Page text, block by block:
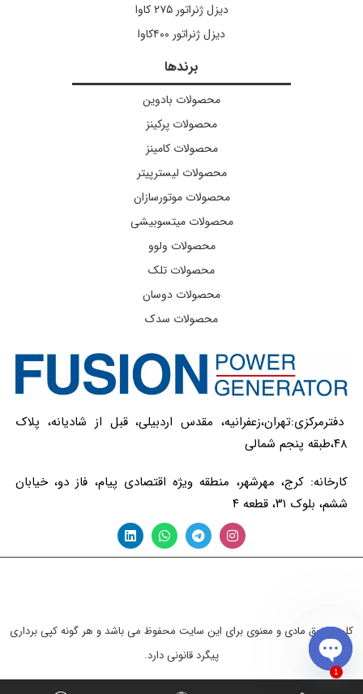
دفترمرکزی:تهران،زعفرانیه، مقدس اردبیلی، قبل از شادیانه، پلاک
۴۸،طبقه پنجم شمالی
کارخانه: کرج، مهرشهر، منطقه ویژه اقتصادی پیام، فاز دو، خیابان
ششم، بلوک ۳۱، قطعه ۴
برندها
محصولات بادوین
محصولات پرکینز
محصولات کامینز
محصولات لیسترپیتر
محصولات موتورسازان
محصولات میتسوبیشی
محصولات ولوو
محصولات تلک
محصولات دوسان
محصولات سدک
دیزل ژنراتور ۲۷۵ کاوا
دیزل ژنراتور ۴۰۰کاوا
کلیه حقوق مادی و معنوی برای این سایت محفوظ می باشد و هر گونه کپی برداری
پیگرد قانونی دارد.
Open chaty 1